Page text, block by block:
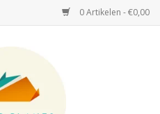
0 Artikelen - €0,00